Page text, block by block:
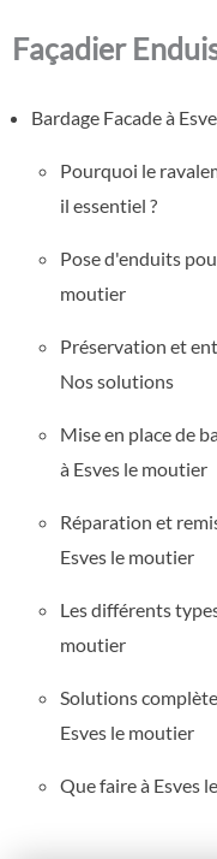
Façadier
Bardage Facade à
Pourquoi le
il essentiel ?
Pose d'enduits
moutier
Préservation et
Nos solutions
Mise en place de
à Esves le moutier
Réparation et
Esves le moutier
Les différents
moutier
Solutions
Esves le moutier
Que faire à Esves